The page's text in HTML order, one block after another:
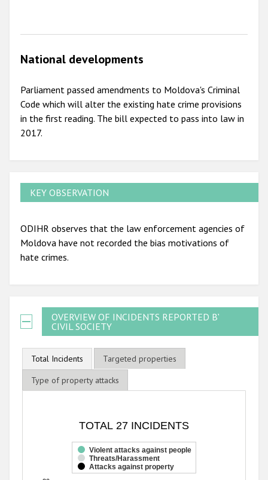
National developments
Parliament passed amendments to Moldova's Criminal
Code which will alter the existing hate crime provisions
in the first reading. The bill expected to pass into law in
2017.
KEY OBSERVATION
ODIHR observes that the law enforcement agencies of
Moldova have not recorded the bias motivations of
hate crimes.
OVERVIEW OF INCIDENTS REPORTED BY
CIVIL SOCIETY
Total Incidents
Targeted properties
Type of property attacks
Bar chart with 3 data series.
The chart has 1 X axis displaying categories.
The chart has 1 Y axis displaying values. Range: 0 to 20.
TOTAL 27 INCIDENTS
Violent attacks against people
Threats/Harassment
Attacks against property